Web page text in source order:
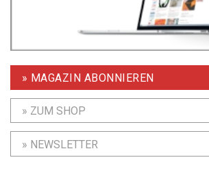
» MAGAZIN ABONNIEREN
» ZUM SHOP
» NEWSLETTER